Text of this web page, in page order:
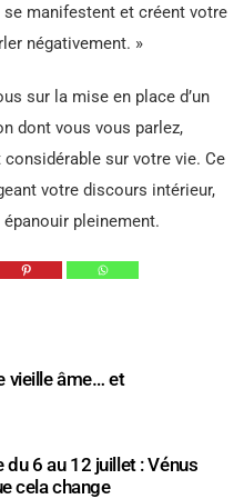
manifestent et créent votre
négativement. »
sur la mise en place d’un
dont vous vous parlez,
sur votre vie. Ce
votre discours intérieur,
pleinement.
vieille âme… et
6 au 12 juillet : Vénus
cela change